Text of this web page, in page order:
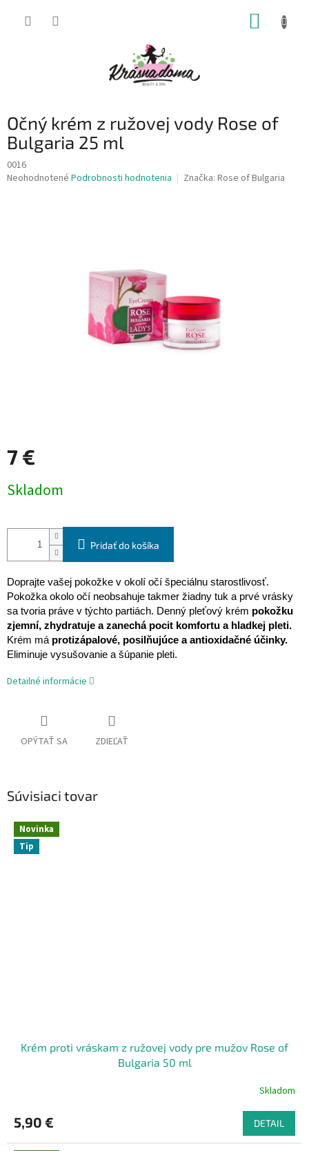
Očný krém z ružovej vody Rose of
Bulgaria 25 ml
0016
Priemerné
Neohodnotené Podrobnosti hodnotenia Značka: Rose of Bulgaria
7 €
cena:
Skladom
Pridať do košíka
Doprajte vašej pokožke v okolí očí špeciálnu starostlivosť.
Pokožka okolo očí neobsahuje takmer žiadny tuk a prvé vrásky
sa tvoria práve v týchto partiách. Denný pleťový krém pokožku
zjemní, zhydratuje a zanechá pocit komfortu a hladkej pleti.
Krém má protizápalové, posilňujúce a antioxidačné účinky.
Eliminuje vysušovanie a šúpanie pleti.
Detailné informácie
OPÝTAŤ SA ZDIEĽAŤ
Súvisiaci tovar
Novinka
Tip
Krém proti vráskam z ružovej vody pre mužov Rose of
Bulgaria 50 ml
Skladom
5,90 € DETAIL